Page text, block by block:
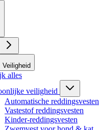
Veiligheid
alles
veiligheid
Automatische reddingsvesten
Vastestof reddingsvesten
Kinder-reddingsvesten